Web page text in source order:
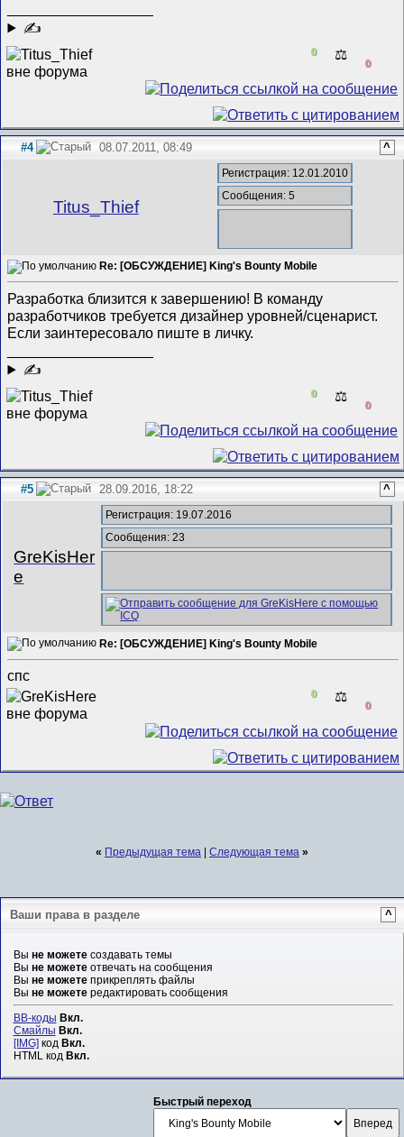
✍
0 ⚖️
0
#4 08.07.2011, 08:49 ^
Titus_Thief
Регистрация: 12.01.2010
Сообщения: 5
Re: [ОБСУЖДЕНИЕ] King's Bounty Mobile
Разработка близится к завершению! В команду
разработчиков требуется дизайнер уровней/сценарист.
Если заинтересовало пиште в личку.
✍
0 ⚖️
0
#5 28.09.2016, 18:22 ^
GreKisHer
e
Регистрация: 19.07.2016
Сообщения: 23
Re: [ОБСУЖДЕНИЕ] King's Bounty Mobile
спс
0 ⚖️
0
« Предыдущая тема Следующая тема »
Ваши права в разделе ^
Вы не можетесоздавать темы
Вы не можетеотвечать на сообщения
Вы не можетеприкреплять файлы
Вы не можетередактировать сообщения
BB-коды Вкл.
Смайлы Вкл.
[IMG]код Вкл.
HTML код Вкл.
Быстрый переход